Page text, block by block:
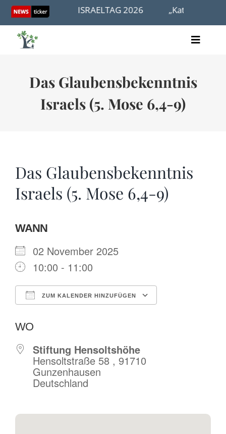
Skip
content
wird ISRAELTAG 2026 „Katholische
Toggle
Audio
Bücher
Termine
Spenden
Das Glaubensbekenntnis
Israels (5. Mose 6,4-9)
Das Glaubensbekenntnis
Israels (5. Mose 6,4-9)
WANN
02 November 2025
10:00 - 11:00
ZUM KALENDER HINZUFÜGEN
WO
Stiftung Hensoltshöhe
Hensoltstraße 58 , 91710
Gunzenhausen
Deutschland